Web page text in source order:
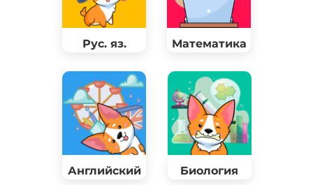
Рус. яз. Математика
Английский Биология